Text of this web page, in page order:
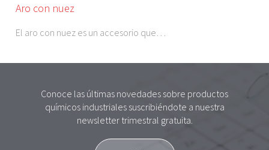
Aro con nuez
El aro con nuez es un accesorio que…
Conoce las últimas novedades sobre productos
químicos industriales suscribiéndote a nuestra
newsletter trimestral gratuita.